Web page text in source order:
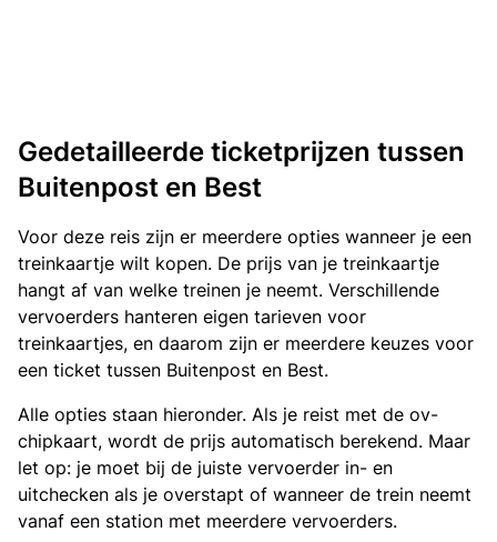
Gedetailleerde ticketprijzen tussen
Buitenpost en Best
Voor deze reis zijn er meerdere opties wanneer je een
treinkaartje wilt kopen. De prijs van je treinkaartje
hangt af van welke treinen je neemt. Verschillende
vervoerders hanteren eigen tarieven voor
treinkaartjes, en daarom zijn er meerdere keuzes voor
een ticket tussen Buitenpost en Best.
Alle opties staan hieronder. Als je reist met de ov-
chipkaart, wordt de prijs automatisch berekend. Maar
let op: je moet bij de juiste vervoerder in- en
uitchecken als je overstapt of wanneer de trein neemt
vanaf een station met meerdere vervoerders.